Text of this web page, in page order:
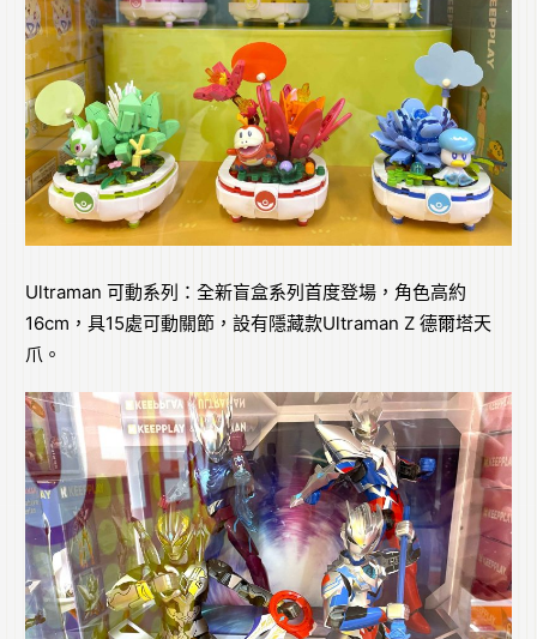
Ultraman 可動系列：全新盲盒系列首度登場，角色高約
16cm，具15處可動關節，設有隱藏款Ultraman Z 德爾塔天
爪。